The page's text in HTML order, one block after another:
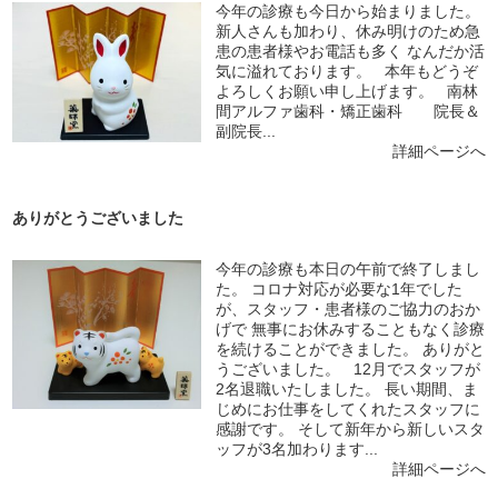
今年の診療も今日から始まりました。
新人さんも加わり、休み明けのため急
患の患者様やお電話も多く なんだか活
気に溢れております。 本年もどうぞ
よろしくお願い申し上げます。 南林
間アルファ歯科・矯正歯科 院長＆
副院長...
詳細ページへ
ありがとうございました
今年の診療も本日の午前で終了しまし
た。 コロナ対応が必要な1年でした
が、スタッフ・患者様のご協力のおか
げで 無事にお休みすることもなく診療
を続けることができました。 ありがと
うございました。 12月でスタッフが
2名退職いたしました。 長い期間、ま
じめにお仕事をしてくれたスタッフに
感謝です。 そして新年から新しいスタ
ッフが3名加わります...
詳細ページへ